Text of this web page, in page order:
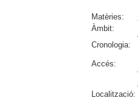
Matèries:
Àmbit:
Cronologia:
Accés:
Localització: